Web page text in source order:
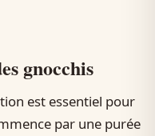
gnocchis
est essentiel pour
par une purée